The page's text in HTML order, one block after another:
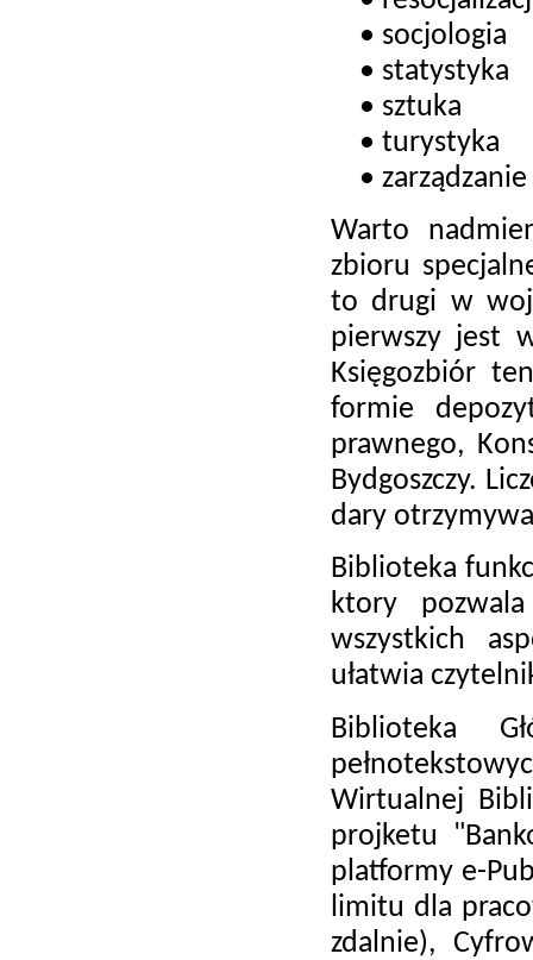
• socjologia
• statystyka
• sztuka
• turystyka
• zarządzanie
Warto
zbioru
to drugi w
pierwszy jest
Księgozbiór
formie
prawnego,
Bydgoszczy.
dary
Biblioteka
ktory
wszystkich
ułatwia
Biblioteka
Wirtualnej
projketu
platformy e-
limitu dla
zdalnie),